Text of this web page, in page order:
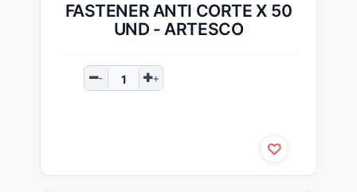
FASTENER ANTI CORTE X 50
UND - ARTESCO